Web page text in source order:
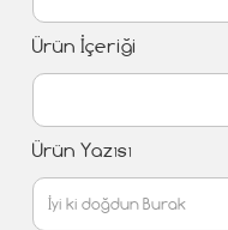
Ürün İçeriği
Ürün Yazısı